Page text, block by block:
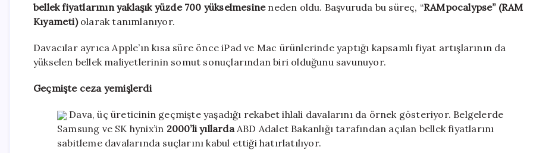
bellek fiyatlarının yaklaşık yüzde 700 yükselmesineneden oldu. Başvuruda bu süreç, “RAMpocalypse” (RAM
Kıyameti)olarak tanımlanıyor.
Davacılar ayrıca Apple’ın kısa süre önce iPad ve Mac ürünlerinde yaptığı kapsamlı fiyat artışlarının da
yükselen bellek maliyetlerinin somut sonuçlarından biri olduğunu savunuyor.
Geçmişte ceza yemişlerdi
Dava, üç üreticinin geçmişte yaşadığı rekabet ihlali davalarını da örnek gösteriyor. Belgelerde
Samsung ve SK hynix’in 2000’li yıllardaABD Adalet Bakanlığı tarafından açılan bellek fiyatlarını
sabitleme davalarında suçlarını kabul ettiği hatırlatılıyor.